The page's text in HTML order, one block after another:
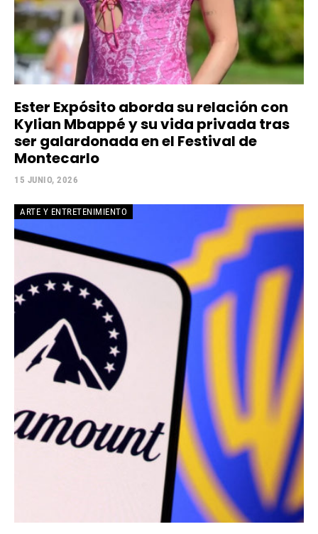
Ester Expósito aborda su relación con
Kylian Mbappé y su vida privada tras
ser galardonada en el Festival de
Montecarlo
15 JUNIO, 2026
ARTE Y ENTRETENIMIENTO